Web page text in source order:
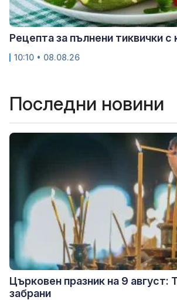
Рецепта за пълнени тиквички с
10:10 • 08.08.26
Последни новини
Църковен празник на 9 август:
забрани